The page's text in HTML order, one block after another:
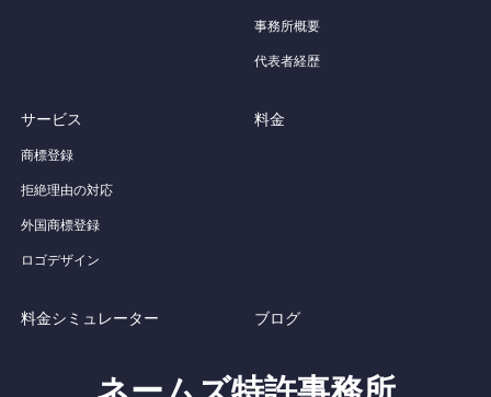
事務所概要
代表者経歴
サービス
商標登録
拒絶理由の対応
外国商標登録
ロゴデザイン
料金
料金シミュレーター ブログ